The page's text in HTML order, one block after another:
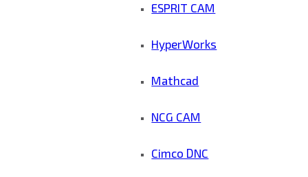
ESPRIT CAM
HyperWorks
Mathcad
NCG CAM
Cimco DNC